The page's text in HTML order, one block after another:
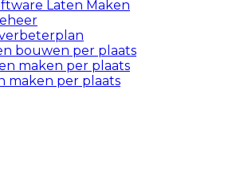
Laten Maken
bouwen per plaats
maken per plaats
maken per plaats